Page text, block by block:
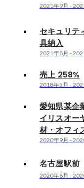
2021年9月 -
セキュリ
具納入
2021年8月 -
売上 258%
2018年5月 -
愛知県某
イリスオー
材・オフィ
2020年9月 -
名古屋駅
2020年8月 -